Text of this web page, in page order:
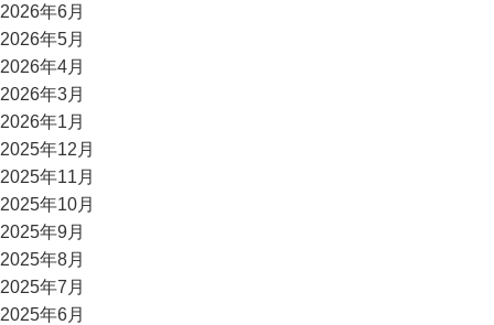
2026年6月
2026年5月
2026年4月
2026年3月
2026年1月
2025年12月
2025年11月
2025年10月
2025年9月
2025年8月
2025年7月
2025年6月